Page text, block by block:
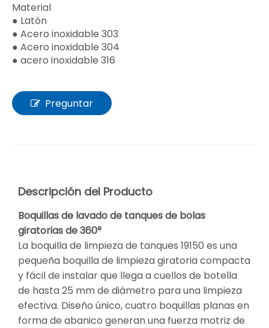
Material
● Latón
● Acero inoxidable 303
● Acero inoxidable 304
● acero inoxidable 316
Preguntar
Descripción del Producto
Boquillas de lavado de tanques de bolas
giratorias de 360°
La boquilla de limpieza de tanques 19150 es una
pequeña boquilla de limpieza giratoria compacta
y fácil de instalar que llega a cuellos de botella
de hasta 25 mm de diámetro para una limpieza
efectiva. Diseño único, cuatro boquillas planas en
forma de abanico generan una fuerza motriz de